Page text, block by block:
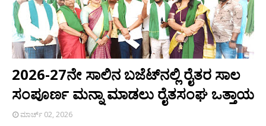
2026-27ನೇ ಸಾಲಿನ ಬಜೆಟ್‌ನಲ್ಲಿ ರೈತರ ಸಾಲ
ಸಂಪೂರ್ಣ ಮನ್ನಾ ಮಾಡಲು ರೈತಸಂಘ ಒತ್ತಾಯ
ಮಾರ್ಚ್ 02, 2026